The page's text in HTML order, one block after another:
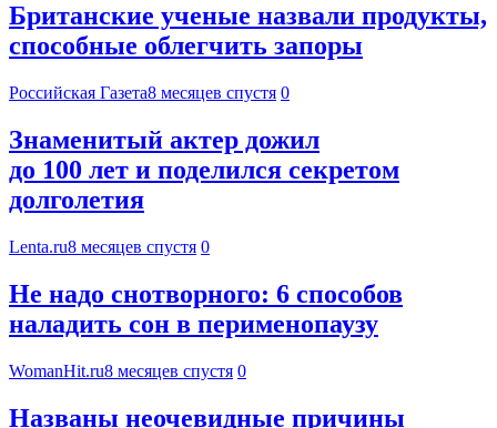
Британские ученые назвали продукты,
способные облегчить запоры
Российская Газета8 месяцев спустя 0
Знаменитый актер дожил
до 100 лет и поделился секретом
долголетия
Lenta.ru8 месяцев спустя 0
Не надо снотворного: 6 способов
наладить сон в перименопаузу
WomanHit.ru8 месяцев спустя 0
Названы неочевидные причины